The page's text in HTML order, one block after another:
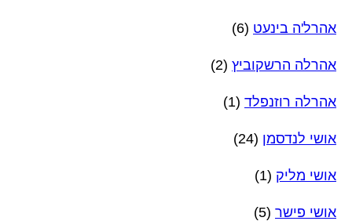
אהרל'ה בינעט (6)
אהרלה הרשקוביץ (2)
אהרלה רוזנפלד (1)
אושי לנדסמן (24)
אושי מליק (1)
אושי פישר (5)